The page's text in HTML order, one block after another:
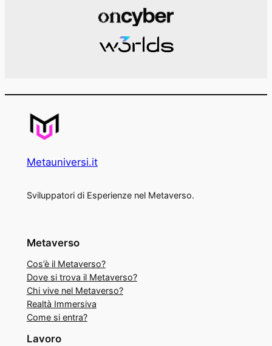
Metauniversi.it
Sviluppatori di Esperienze nel Metaverso.
Metaverso
Cos’è il Metaverso?
Dove si trova il Metaverso?
Chi vive nel Metaverso?
Realtà Immersiva
Come si entra?
Lavoro